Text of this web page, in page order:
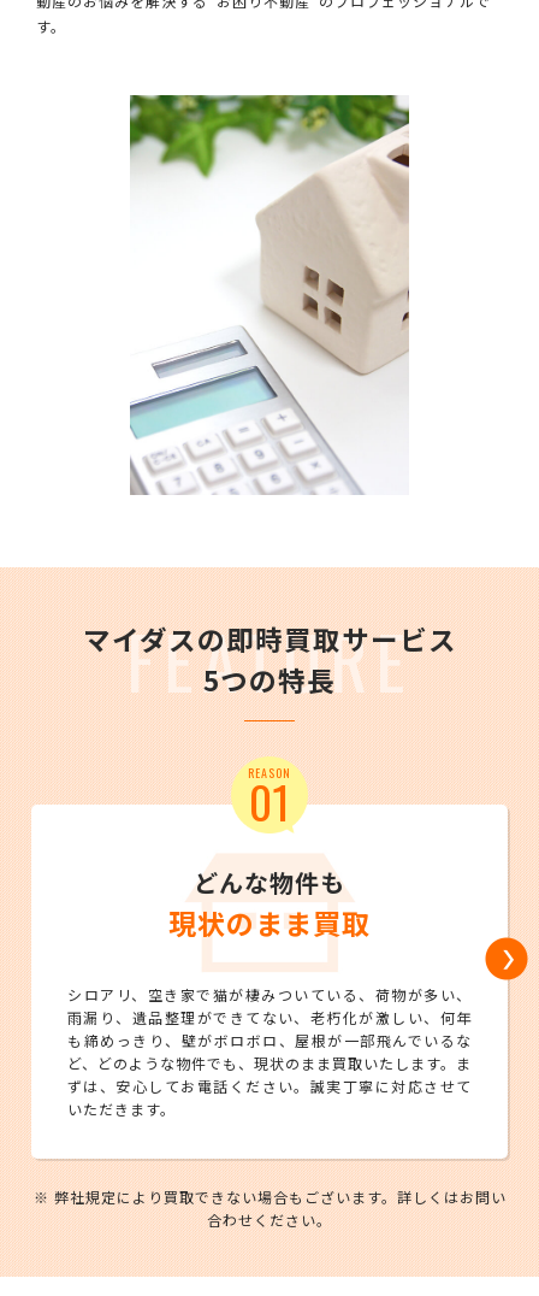
す。
FEATURE
マイダスの即時買取サービス
5つの特長
REASON
01
どんな物件も
現状のまま買取
シロアリ、空き家で猫が棲みついている、荷物が多い、
雨漏り、遺品整理ができてない、老朽化が激しい、何年
も締めっきり、壁がボロボロ、屋根が一部飛んでいるな
ど、どのような物件でも、現状のまま買取いたします。ま
ずは、安心してお電話ください。誠実丁寧に対応させて
いただきます。
※ 弊社規定により買取できない場合もございます。詳しくはお問い
合わせください。